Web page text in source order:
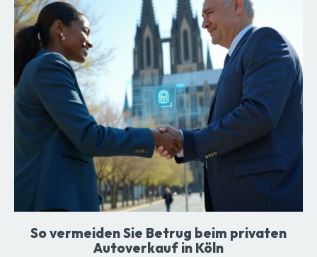
So vermeiden Sie Betrug beim privaten
Autoverkauf in Köln